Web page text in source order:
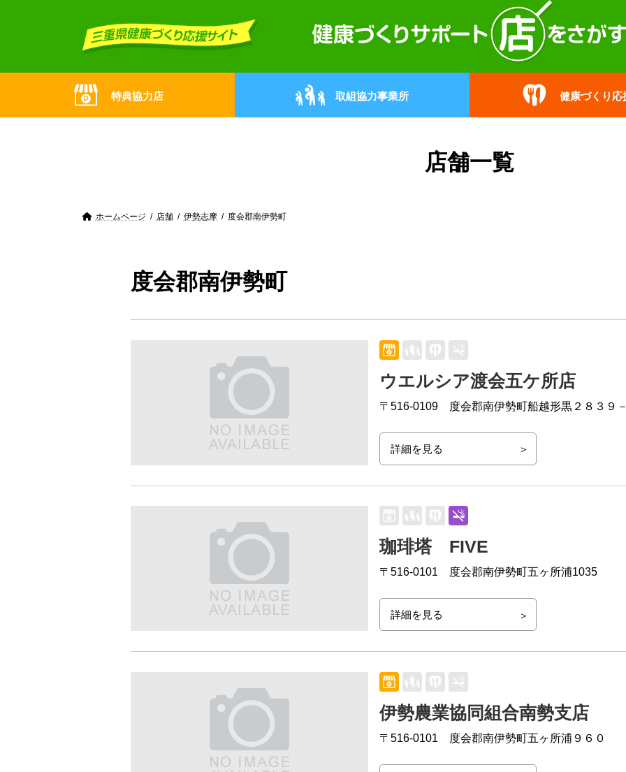
特典協力店 取組協力事業所 健康づくり応
店舗一覧
ホームページ 店舗 伊勢志摩 度会郡南伊勢町
度会郡南伊勢町
ウエルシア渡会五ケ所店
〒516-0109 度会郡南伊勢町船越形黒２８３９
詳細を見る
珈琲塔 FIVE
〒516‐0101 度会郡南伊勢町五ヶ所浦1035
詳細を見る
伊勢農業協同組合南勢支店
〒516-0101 度会郡南伊勢町五ヶ所浦９６０